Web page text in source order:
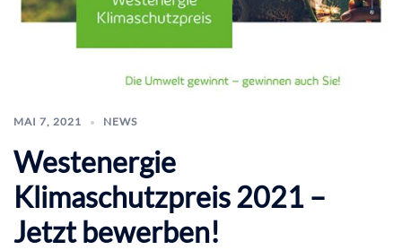
MAI 7, 2021 NEWS
Westenergie
Klimaschutzpreis 2021 –
Jetzt bewerben!